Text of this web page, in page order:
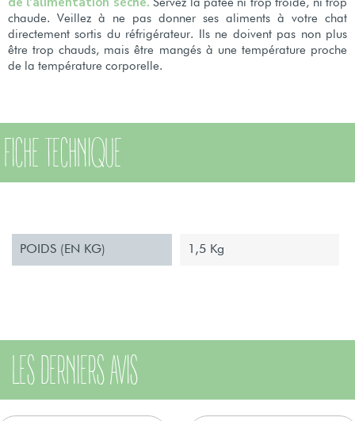
Servez la pâtée ni trop froide, ni trop
chaude. Veillez à ne pas donner ses aliments à votre chat
directement sortis du réfrigérateur. Ils ne doivent pas non plus
être trop chauds, mais être mangés à une température proche
de la température corporelle.
FICHE TECHNIQUE
POIDS (EN KG) 1,5 Kg
LES DERNIERS AVIS